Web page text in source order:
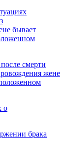
смерти
жене
брака